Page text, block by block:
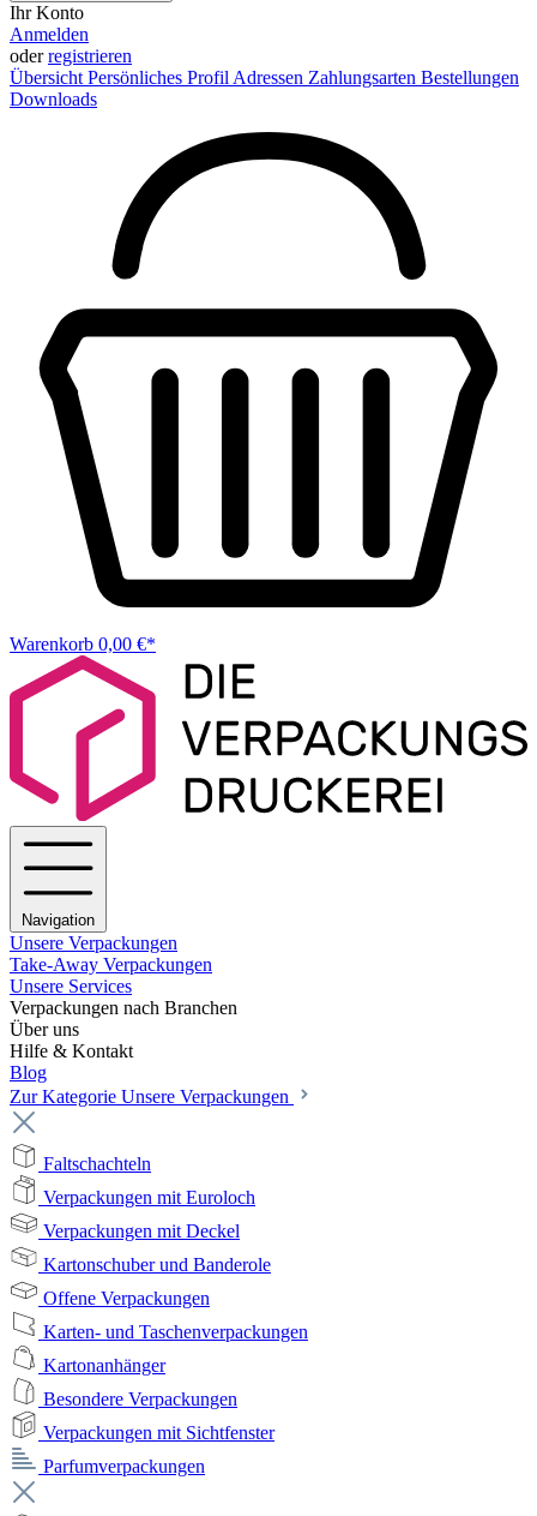
Ihr Konto
Anmelden
oderregistrieren
Übersicht Persönliches Profil Adressen Zahlungsarten Bestellungen
Downloads
Warenkorb 0,00 €*
Navigation
Unsere Verpackungen
Take-Away Verpackungen
Unsere Services
Verpackungen nach Branchen
Über uns
Hilfe & Kontakt
Blog
Zur Kategorie Unsere Verpackungen
Faltschachteln
Verpackungen mit Euroloch
Verpackungen mit Deckel
Kartonschuber und Banderole
Offene Verpackungen
Karten- und Taschenverpackungen
Kartonanhänger
Besondere Verpackungen
Verpackungen mit Sichtfenster
Parfumverpackungen